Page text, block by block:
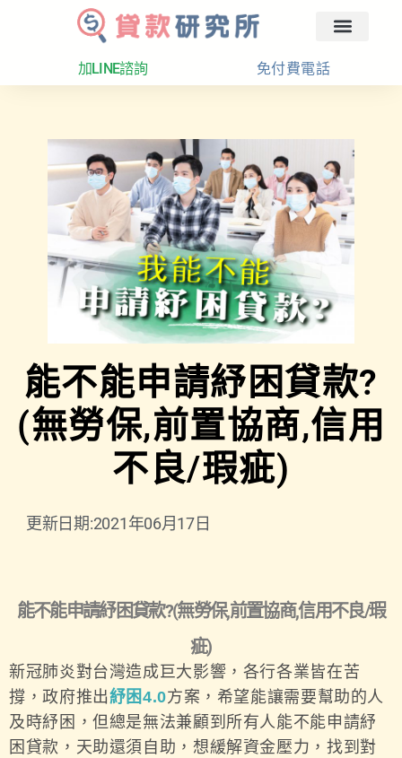
加LINE諮詢 免付費電話
能不能申請紓困貸款?
(無勞保,前置協商,信用
不良/瑕疵)
更新日期:2021年06月17日
能不能申請紓困貸款?(無勞保,前置協商,信用不良/瑕
疵)
新冠肺炎對台灣造成巨大影響，各行各業皆在苦
撐，政府推出紓困4.0方案，希望能讓需要幫助的人
及時紓困，但總是無法兼顧到所有人能不能申請紓
困貸款，天助還須自助，想緩解資金壓力，找到對